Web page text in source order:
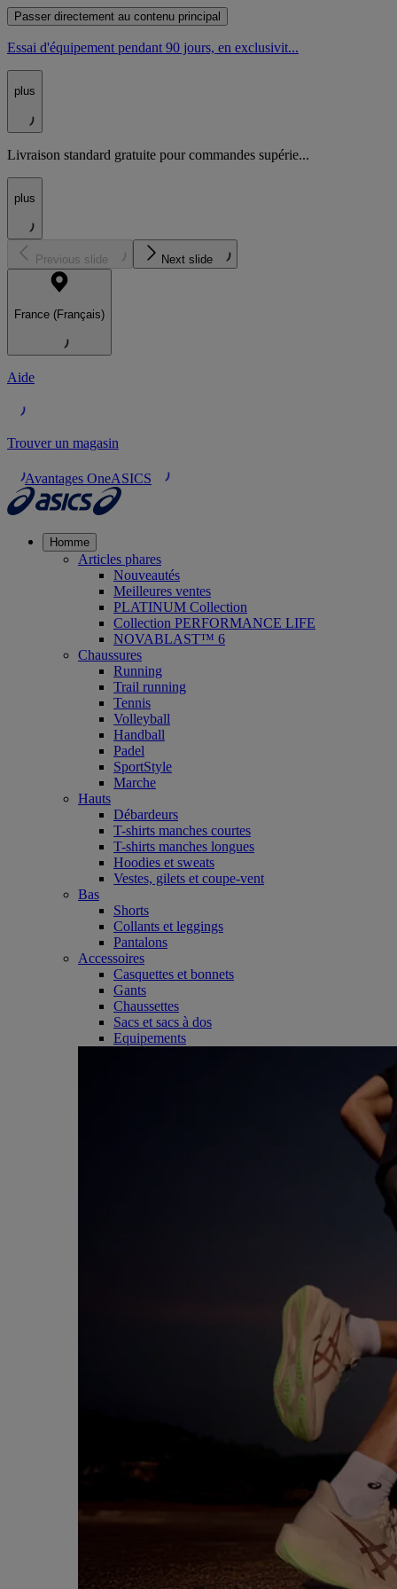
Passer directement au contenu principal
Essai d'équipement pendant 90 jours, en exclusivit...
plus
Livraison standard gratuite pour commandes supérie...
plus
Previous slide Next slide
France (Français)
Aide
Trouver un magasin
Avantages OneASICS
Homme
Articles phares
Nouveautés
Meilleures ventes
PLATINUM Collection
Collection PERFORMANCE LIFE
NOVABLAST™ 6
Chaussures
Running
Trail running
Tennis
Volleyball
Handball
Padel
SportStyle
Marche
Hauts
Débardeurs
T-shirts manches courtes
T-shirts manches longues
Hoodies et sweats
Vestes, gilets et coupe-vent
Bas
Shorts
Collants et leggings
Pantalons
Accessoires
Casquettes et bonnets
Gants
Chaussettes
Sacs et sacs à dos
Equipements